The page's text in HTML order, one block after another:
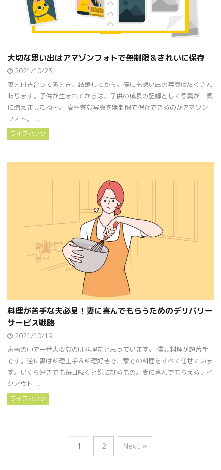
大切な思い出はアマゾンフォトで無制限＆きれいに保存
2021/10/23
妻と付き合ってるとき、結婚してから。僕にも想い出の写真はたくさん
あります。子供が生まれてからは、子供の成長の記録として写真が一気
に増えましたね～。 高品質な写真を無制限で保存できるのがアマゾン
フォト。 ...
ライフハック
料理が苦手な夫必見！妻に喜んでもらうためのデリバリー
サービス戦略
2021/10/19
家事の中で一番大変なのは料理だと思っています。 僕は料理が超苦手
です。逆に妻は料理上手＆料理好きで、家での料理をすべて任せていま
す。いくら好きでも毎日続くと嫌になるもの。妻に喜んでもらえるテイ
クアウト ...
ライフハック
1 2 Next »